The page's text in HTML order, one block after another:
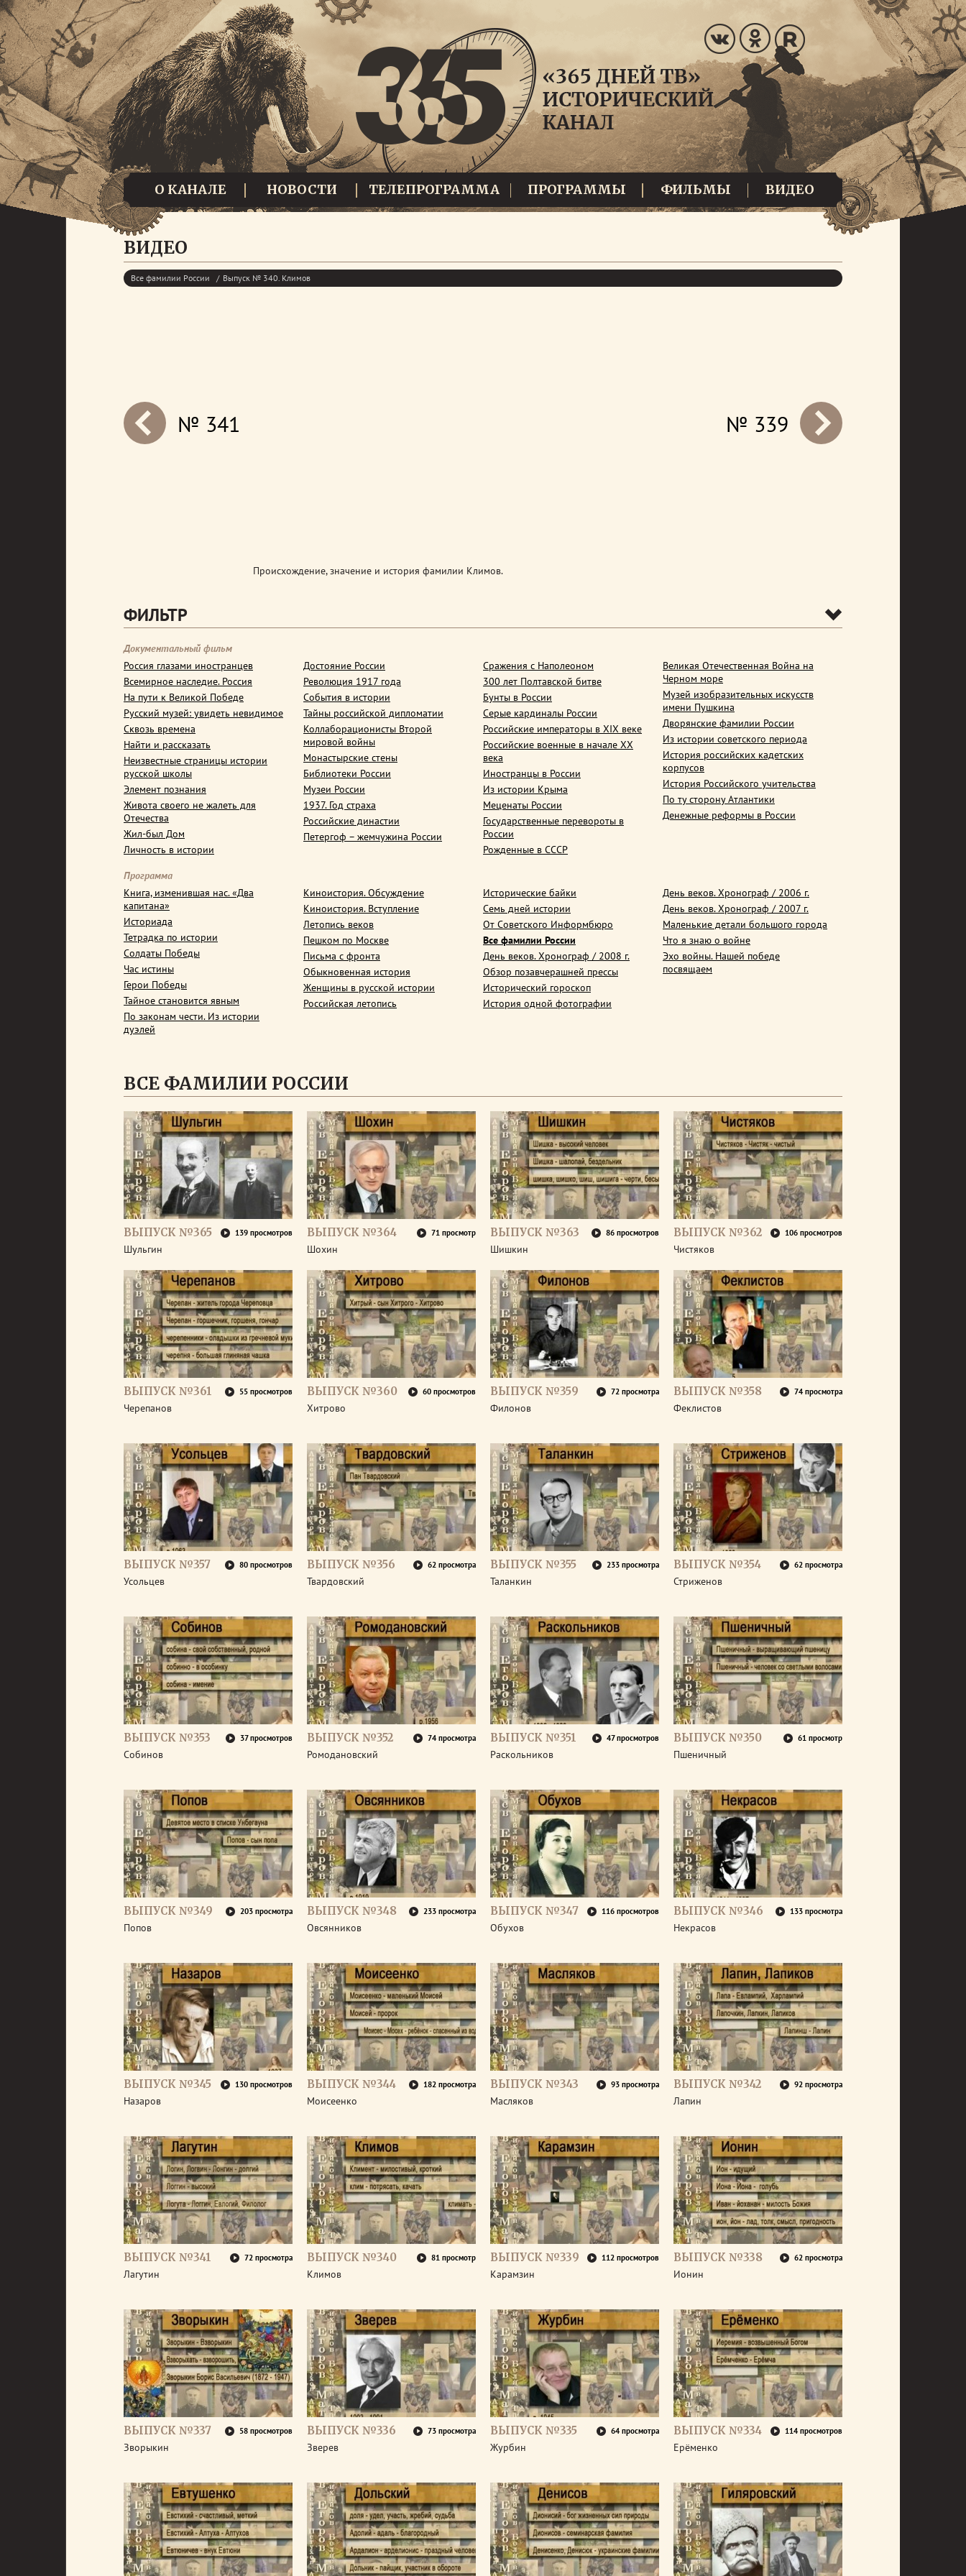
О КАНАЛЕ НОВОСТИ ТЕЛЕПРОГРАММА ПРОГРАММЫ ФИЛЬМЫ ВИДЕО
ВИДЕО
Все фамилии России Выпуск № 340. Климов
prev
next № 339
№ 341
Происхождение, значение и история фамилии Климов.
ФИЛЬТР
Документальный фильм
Россия глазами иностранцев
Всемирное наследие. Россия
На пути к Великой Победе
Русский музей: увидеть невидимое
Сквозь времена
Найти и рассказать
Неизвестные страницы истории
русской школы
Элемент познания
Живота своего не жалеть для
Отечества
Жил-был Дом
Личность в истории
Достояние России
Революция 1917 года
События в истории
Тайны российской дипломатии
Коллаборационисты Второй
мировой войны
Монастырские стены
Библиотеки России
Музеи России
1937. Год страха
Российские династии
Петергоф – жемчужина России
Сражения с Наполеоном
300 лет Полтавской битве
Бунты в России
Серые кардиналы России
Российские императоры в XIX веке
Российские военные в начале ХХ
века
Иностранцы в России
Из истории Крыма
Меценаты России
Государственные перевороты в
России
Рожденные в СССР
Великая Отечественная Война на
Черном море
Музей изобразительных искусств
имени Пушкина
Дворянские фамилии России
Из истории советского периода
История российских кадетских
корпусов
История Российского учительства
По ту сторону Атлантики
Денежные реформы в России
Программа
Книга, изменившая нас. «Два
капитана»
Историада
Тетрадка по истории
Солдаты Победы
Час истины
Герои Победы
Тайное становится явным
По законам чести. Из истории
дуэлей
Киноистория. Обсуждение
Киноистория. Вступление
Летопись веков
Пешком по Москве
Письма с фронта
Обыкновенная история
Женщины в русской истории
Российская летопись
Исторические байки
Семь дней истории
От Советского Информбюро
Все фамилии России
День веков. Хронограф / 2008 г.
Обзор позавчерашней прессы
Исторический гороскоп
История одной фотографии
День веков. Хронограф / 2006 г.
День веков. Хронограф / 2007 г.
Маленькие детали большого города
Что я знаю о войне
Эхо войны. Нашей победе
посвящаем
ВСЕ ФАМИЛИИ РОССИИ
ВЫПУСК №365 139 просмотров
Шульгин
ВЫПУСК №364 71 просмотр
Шохин
ВЫПУСК №363 86 просмотров
Шишкин
ВЫПУСК №362 106 просмотров
Чистяков
ВЫПУСК №361 55 просмотров
Черепанов
ВЫПУСК №360 60 просмотров
Хитрово
ВЫПУСК №359 72 просмотра
Филонов
ВЫПУСК №358 74 просмотра
Феклистов
ВЫПУСК №357 80 просмотров
Усольцев
ВЫПУСК №356 62 просмотра
Твардовский
ВЫПУСК №355 233 просмотра
Таланкин
ВЫПУСК №354 62 просмотра
Стриженов
ВЫПУСК №353 37 просмотров
Собинов
ВЫПУСК №352 74 просмотра
Ромодановский
ВЫПУСК №351 47 просмотров
Раскольников
ВЫПУСК №350 61 просмотр
Пшеничный
ВЫПУСК №349 203 просмотра
Попов
ВЫПУСК №348 233 просмотра
Овсянников
ВЫПУСК №347 116 просмотров
Обухов
ВЫПУСК №346 133 просмотра
Некрасов
ВЫПУСК №345 130 просмотров
Назаров
ВЫПУСК №344 182 просмотра
Моисеенко
ВЫПУСК №343 93 просмотра
Масляков
ВЫПУСК №342 92 просмотра
Лапин
ВЫПУСК №341 72 просмотра
Лагутин
ВЫПУСК №340 81 просмотр
Климов
ВЫПУСК №339 112 просмотров
Карамзин
ВЫПУСК №338 62 просмотра
Ионин
ВЫПУСК №337 58 просмотров
Зворыкин
ВЫПУСК №336 73 просмотра
Зверев
ВЫПУСК №335 64 просмотра
Журбин
ВЫПУСК №334 114 просмотров
Ерёменко